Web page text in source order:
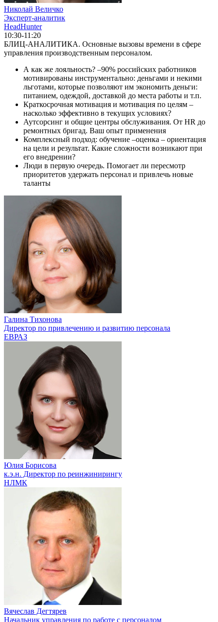
Николай Величко
Эксперт-аналитик
HeadHunter
10:30-11:20
БЛИЦ-АНАЛИТИКА. Основные вызовы времени в сфере
управления производственным персоналом.
А как же лояльность? –90% российских работников
мотивированы инструментально: деньгами и некими
льготами, которые позволяют им экономить деньги:
питанием, одеждой, доставкой до места работы и т.п.
Краткосрочная мотивация и мотивация по целям –
насколько эффективно в текущих условиях?
Аутсорсинг и общие центры обслуживания. От HR до
ремонтных бригад. Ваш опыт применения
Комплексный подход: обучение –оценка – ориентация
на цели и результат. Какие сложности возникают при
его внедрении?
Люди в первую очередь. Помогает ли пересмотр
приоритетов удержать персонал и привлечь новые
таланты
Галина Тихонова
Директор по привлечению и развитию персонала
ЕВРАЗ
Юлия Борисова
к.э.н. Директор по реинжинирингу
НЛМК
Вячеслав Дегтярев
Начальник управления по работе с персоналом